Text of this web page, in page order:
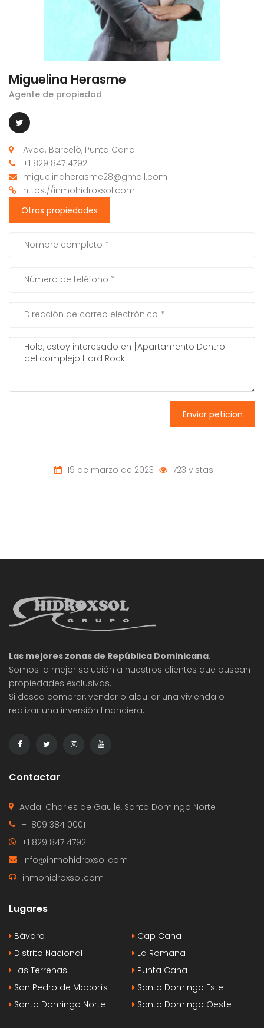
Miguelina Herasme
Agente de propiedad
Avda. Barcelò, Punta Cana
+1 829 847 4792
miguelinaherasme28@gmail.com
https://inmohidroxsol.com
Otras propiedades
Enviar peticion
19 de marzo de 2023 723 vistas
Las mejores zonas de República Dominicana.
Somos la mejor solución a nuestros clientes que buscan
propiedades exclusivas.
Si desea comprar, vender o alquilar una vivienda o
realizar una inversión financiera.
Contactar
Avda. Charles de Gaulle, Santo Domingo Norte
+1 809 384 0001
+1 829 847 4792
info@inmohidroxsol.com
inmohidroxsol.com
Lugares
Bávaro
Cap Cana
Distrito Nacional
La Romana
Las Terrenas
Punta Cana
San Pedro de Macorís
Santo Domingo Este
Santo Domingo Norte
Santo Domingo Oeste